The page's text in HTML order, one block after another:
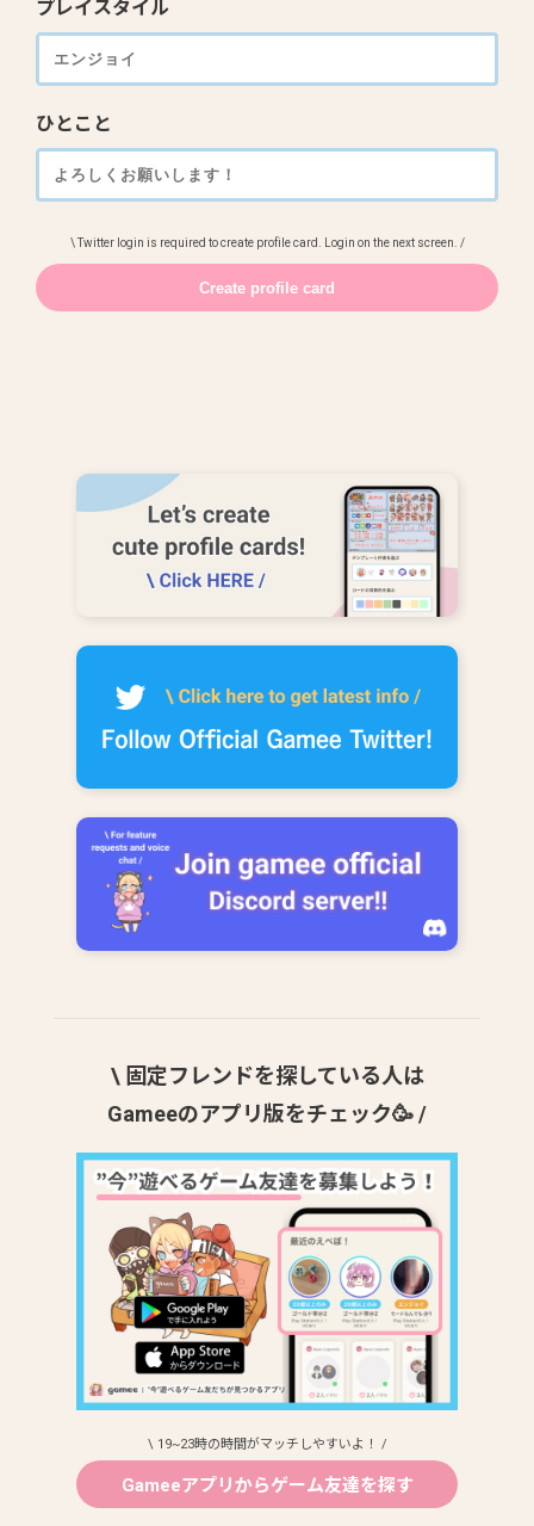
プレイスタイル
ひとこと
\ Twitter login is required to create profile card. Login on the next screen. /
\ 固定フレンドを探している人は
Gameeのアプリ版をチェック🥳 /
\ 19~23時の時間がマッチしやすいよ！ /
Gameeアプリからゲーム友達を探す